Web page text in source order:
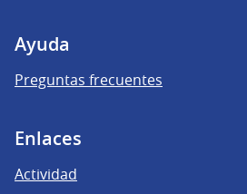
Ayuda
Preguntas frecuentes
Enlaces
Actividad